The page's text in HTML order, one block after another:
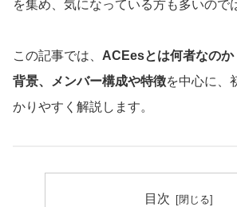
を集め、気になっている方も多いので
この記事では、 ACEesとは何者なの
背景、メンバー構成や特徴を中心に、
かりやすく解説します。
目次